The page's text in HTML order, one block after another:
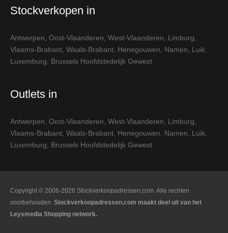
Stockverkopen in
Antwerpen Oost-Vlaanderen West-Vlaanderen Limburg
Vlaams-Brabant Waals-Brabant Henegouwen Namen Luik
Luxemburg
Brussels Hoofdstedelijk Gewest
Outlets in
Antwerpen Oost-Vlaanderen West-Vlaanderen Limburg
Vlaams-Brabant Waals-Brabant Henegouwen Namen Luik
Luxemburg
Brussels Hoofdstedelijk Gewest
Copyright © 2006-2026 Stockverkoopadressen.com. Alle rechten
voorbehouden. Stockverkoopadressen.com maakt deel uit van het
Leysmedia Shopping network.